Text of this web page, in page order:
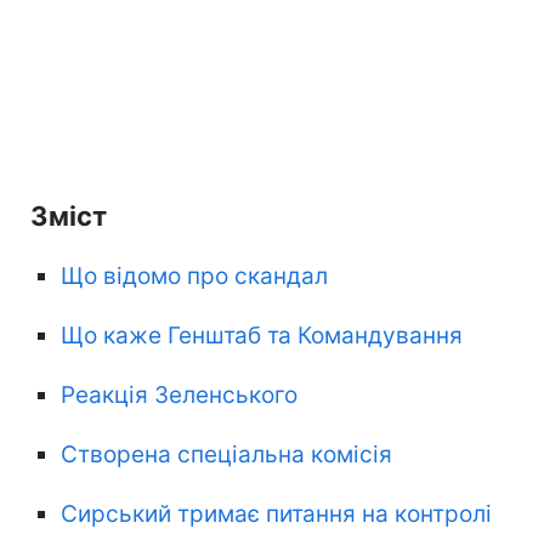
Зміст
Що відомо про скандал
Що каже Генштаб та Командування
Реакція Зеленського
Створена спеціальна комісія
Сирський тримає питання на контролі